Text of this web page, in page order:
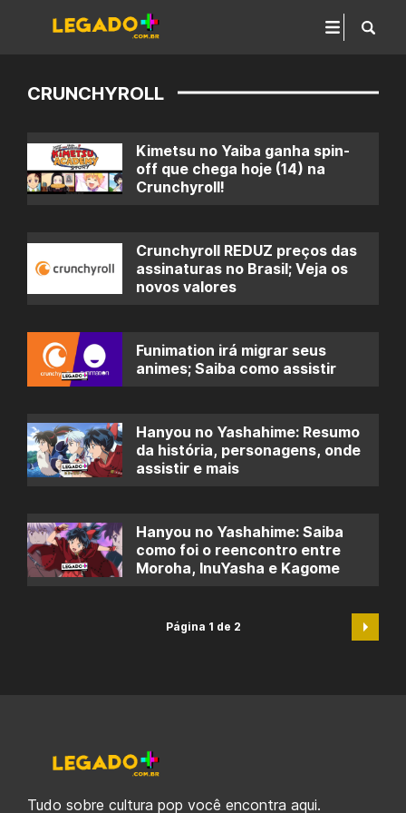
CRUNCHYROLL
Kimetsu no Yaiba ganha spin-
off que chega hoje (14) na
Crunchyroll!
Crunchyroll REDUZ preços das
assinaturas no Brasil; Veja os
novos valores
Funimation irá migrar seus
animes; Saiba como assistir
Hanyou no Yashahime: Resumo
da história, personagens, onde
assistir e mais
Hanyou no Yashahime: Saiba
como foi o reencontro entre
Moroha, InuYasha e Kagome
Página 1 de 2
Tudo sobre cultura pop você encontra aqui.